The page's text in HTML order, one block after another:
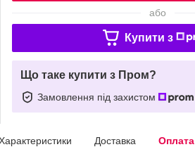
або
Купити з
Що таке купити з Пром?
Замовлення під захистом
Доставка Оплата